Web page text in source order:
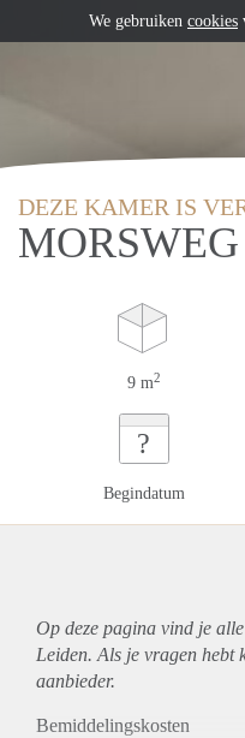
DEZE KAMER IS
9 m2
?
Begindatum
Op deze pagina vind je
Leiden. Als je vragen hebt
aanbieder.
Bemiddelingskosten
We gebruiken cookies